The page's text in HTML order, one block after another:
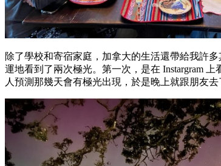
除了學校和寄宿家庭，加拿大的生活還帶給我許
運地看到了兩次極光。第一次，是在 Instargram
人預測那幾天會有極光出現，於是晚上就跟朋友